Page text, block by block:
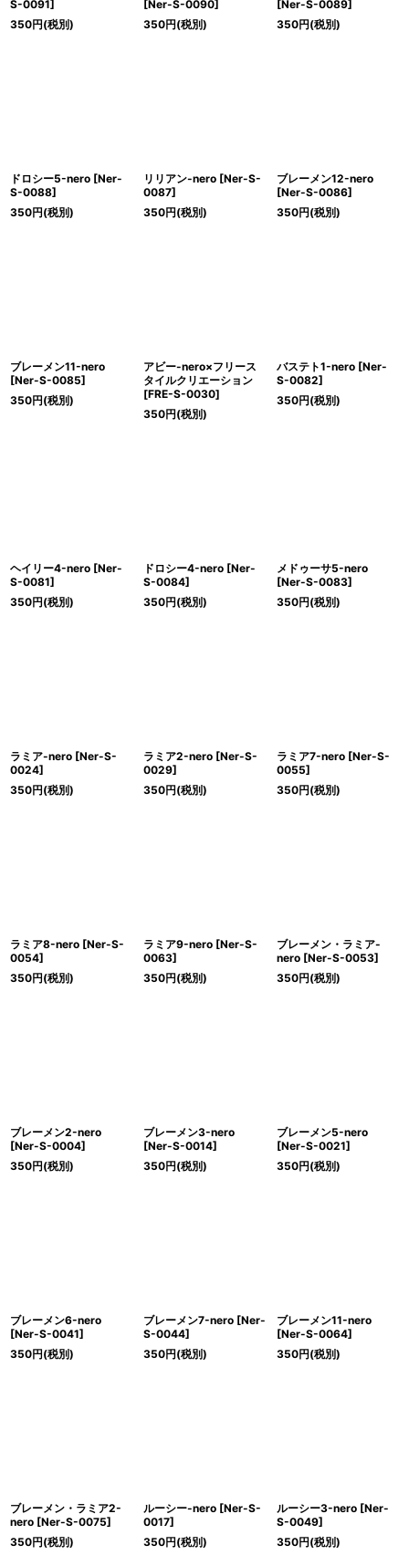
S-0091]
350円(税別)
[Ner-S-0090]
350円(税別)
[Ner-S-0089]
350円(税別)
ドロシー5-nero [Ner-
S-0088]
350円(税別)
リリアン-nero [Ner-S-
0087]
350円(税別)
ブレーメン12-nero
[Ner-S-0086]
350円(税別)
ブレーメン11-nero
[Ner-S-0085]
350円(税別)
アビー-nero×フリース
タイルクリエーション
[FRE-S-0030]
350円(税別)
バステト1-nero [Ner-
S-0082]
350円(税別)
ヘイリー4-nero [Ner-
S-0081]
350円(税別)
ドロシー4-nero [Ner-
S-0084]
350円(税別)
メドゥーサ5-nero
[Ner-S-0083]
350円(税別)
ラミア-nero [Ner-S-
0024]
350円(税別)
ラミア2-nero [Ner-S-
0029]
350円(税別)
ラミア7-nero [Ner-S-
0055]
350円(税別)
ラミア8-nero [Ner-S-
0054]
350円(税別)
ラミア9-nero [Ner-S-
0063]
350円(税別)
ブレーメン・ラミア-
nero [Ner-S-0053]
350円(税別)
ブレーメン2-nero
[Ner-S-0004]
350円(税別)
ブレーメン3-nero
[Ner-S-0014]
350円(税別)
ブレーメン5-nero
[Ner-S-0021]
350円(税別)
ブレーメン6-nero
[Ner-S-0041]
350円(税別)
ブレーメン7-nero [Ner-
S-0044]
350円(税別)
ブレーメン11-nero
[Ner-S-0064]
350円(税別)
ブレーメン・ラミア2-
nero [Ner-S-0075]
350円(税別)
ルーシー-nero [Ner-S-
0017]
350円(税別)
ルーシー3-nero [Ner-
S-0049]
350円(税別)